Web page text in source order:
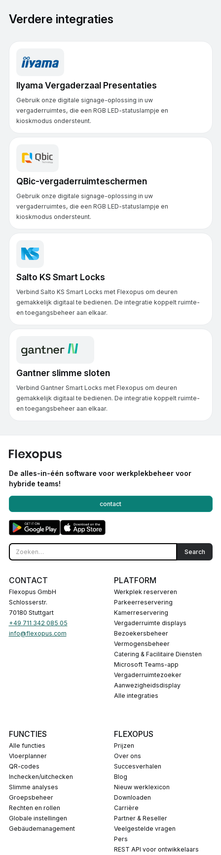
Verdere integraties
IIyama Vergaderzaal Presentaties
Gebruik onze digitale signage-oplossing in uw
vergaderruimtes, die een RGB LED-statuslampje en
kioskmodus ondersteunt.
QBic-vergaderruimteschermen
Gebruik onze digitale signage-oplossing in uw
vergaderruimtes, die een RGB LED-statuslampje en
kioskmodus ondersteunt.
Salto KS Smart Locks
Verbind Salto KS Smart Locks met Flexopus om deuren
gemakkelijk digitaal te bedienen. De integratie koppelt ruimte-
en toegangsbeheer aan elkaar.
Gantner slimme sloten
Verbind Gantner Smart Locks met Flexopus om deuren
gemakkelijk digitaal te bedienen. De integratie koppelt ruimte-
en toegangsbeheer aan elkaar.
De alles-in-één software voor werkplekbeheer voor
hybride teams!
contact
CONTACT
Flexopus GmbH
Schlosserstr.
70180 Stuttgart
+49 711 342 085 05
info@flexopus.com
PLATFORM
Werkplek reserveren
Parkeerreservering
Kamerreservering
Vergaderruimte displays
Bezoekersbeheer
Vermogensbeheer
Catering & Facilitaire Diensten
Microsoft Teams-app
Vergaderruimtezoeker
Aanwezigheidsdisplay
Alle integraties
FUNCTIES
Alle functies
Vloerplanner
QR-codes
Inchecken/uitchecken
Slimme analyses
Groepsbeheer
Rechten en rollen
Globale instellingen
Gebäudemanagement
FLEXOPUS
Prijzen
Over ons
Succesverhalen
Blog
Nieuw werklexicon
Downloaden
carrière
Partner & Reseller
Veelgestelde vragen
pers
REST API voor ontwikkelaars